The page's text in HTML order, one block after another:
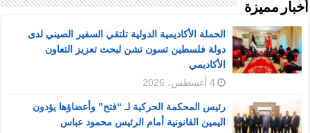
أخبار مميزة
الحملة الأكاديمية الدولية تلتقي السفير الصيني لدى
دولة فلسطين تسون تشن لبحث تعزيز التعاون
الأكاديمي
4 أغسطس، 2026
رئيس المحكمة الحركية لـ “فتح” وأعضاؤها يؤدون
اليمين القانونية أمام الرئيس محمود عباس